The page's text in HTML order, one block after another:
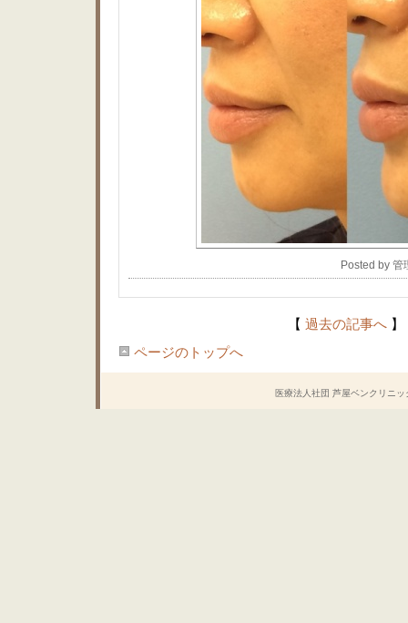
Posted by
【 過去の記事へ 】
ページのトップへ
医療法人社団 芦屋ベンクリニ